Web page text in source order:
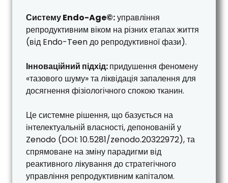
Систему Endo-Age©:управління
репродуктивним віком на різних етапах життя
(від Endo-Teen до репродуктивної фази).
Інноваційний підхід:придушення феномену
«тазового шуму» та ліквідація запалення для
досягнення фізіологічного спокою тканин.
Це системне рішення, що базується на
інтелектуальній власності, депонованій у
Zenodo (DOI: 10.5281/zenodo.20322972), та
спрямоване на зміну парадигми від
реактивного лікування до стратегічного
управління репродуктивним капіталом.